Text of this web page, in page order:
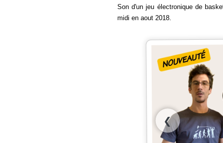
Son d'un jeu électronique de
midi en aout 2018.
❮